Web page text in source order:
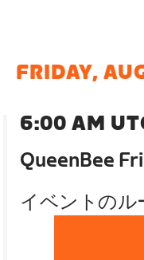
FRIDAY,
6:00 AM
QueenBee
イベントのル